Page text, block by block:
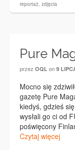
reportaż, zdjęcia
Pure
przez OQL on 9
Mocno się
gazetę Pure
kiedyś, gdzieś
wysłali go ci od
poświęcony
Czytaj więcej